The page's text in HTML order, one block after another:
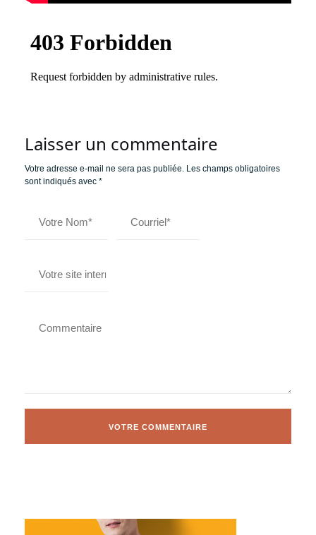
Laisser un commentaire
Votre adresse e-mail ne sera pas publiée. Les champs obligatoires
sont indiqués avec *